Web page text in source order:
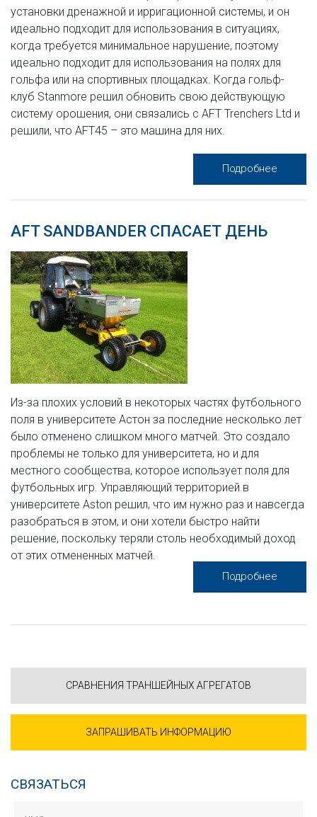
установки дренажной и ирригационной системы, и он
идеально подходит для использования в ситуациях,
когда требуется минимальное нарушение, поэтому
идеально подходит для использования на полях для
гольфа или на спортивных площадках. Когда гольф-
клуб Stanmore решил обновить свою действующую
систему орошения, они связались с AFT Trenchers Ltd и
решили, что AFT45 – это машина для них.
Подробнее
AFT SANDBANDER СПАСАЕТ ДЕНЬ
Из-за плохих условий в некоторых частях футбольного
поля в университете Астон за последние несколько лет
было отменено слишком много матчей. Это создало
проблемы не только для университета, но и для
местного сообщества, которое использует поля для
футбольных игр. Управляющий территорией в
университете Aston решил, что им нужно раз и навсегда
разобраться в этом, и они хотели быстро найти
решение, поскольку теряли столь необходимый доход
от этих отмененных матчей.
Подробнее
СРАВНЕНИЯ ТРАНШЕЙНЫХ АГРЕГАТОВ
ЗАПРАШИВАТЬ ИНФОРМАЦИЮ
СВЯЗАТЬСЯ